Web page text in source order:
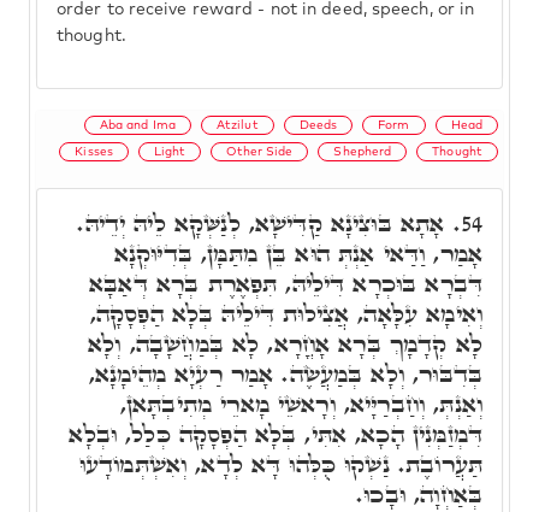
order to receive reward - not in deed, speech, or in
thought.
Aba and Ima Atzilut Deeds Form Head
Kisses Light Other Side Shepherd Thought
54. אָתָא בּוּצִינָא קַדִּישָׁא, לְנַשְּׁקָא לֵיהּ יְדֵיהּ.
אָמַר, וַדַּאי אַנְתְּ הוּא בֵּן מִתַּמָּן, בְּדִיּוּקְנָא
דִּבְרָא בּוּכְרָא דִּילֵיהּ, תִּפְאֶרֶת בְּרָא דְּאַבָּא
וְאִימָא עִלָּאָה, אֲצִילוּת דִּילֵיהּ בְּלָא הַפְסָקָה,
לָא קְדָמָךְ בְּרָא אָחֳרָא, לָא בְּמַחֲשָׁבָה, וְלָא
בְּדִבּוּר, וְלָא בְּמַעֲשֶׂה. אָמַר רַעְיָא מְהֵימָנָא,
וְאַנְתְּ, וְחַבְרַיָּיא, וְרָאשֵׁי מָארֵי מְתִיבְתָּאן,
דִּמְזַמְּנִין הָכָא, אִתִּי, בְּלָא הַפְסָקָה כְּלַל, וּבְלָא
תַּעֲרוֹבֶת. נַשְׁקוּ כֻּלְּהוּ דָּא לְדָא, וְאִשְׁתְּמוֹדָעוּ
בְּאַחְוָה, וּבָכוּ.